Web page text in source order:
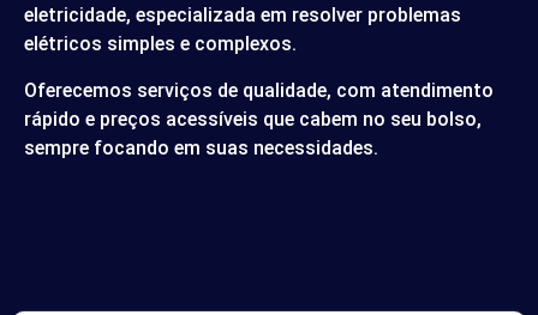
eletricidade, especializada em resolver problemas
elétricos simples e complexos.
Oferecemos serviços de qualidade, com atendimento
rápido e preços acessíveis que cabem no seu bolso,
sempre focando em suas necessidades.